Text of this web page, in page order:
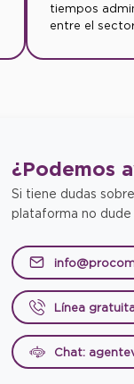
tiempos
entre el
¿Podemos
Si tiene dudas
plataforma no
Línea
Chat: